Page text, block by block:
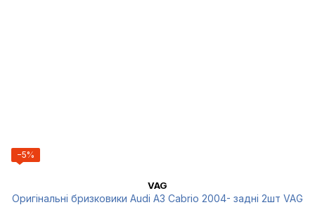
−5%
VAG
Оригінальні бризковики Audi A3 Cabrio 2004- задні 2шт VAG